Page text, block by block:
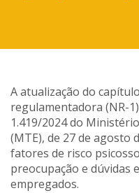
A atualização do
regulamentadora (NR-
1.419/2024 do
(MTE), de 27 de agosto
fatores de risco
preocupação e dúvidas
empregados.